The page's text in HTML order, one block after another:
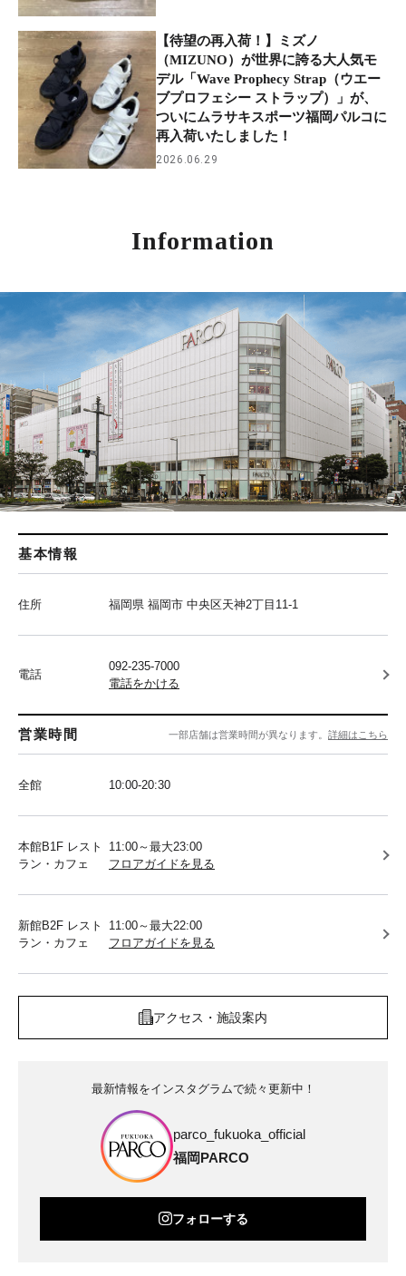
【待望の再入荷！】ミズノ
（MIZUNO）が世界に誇る大人気モ
デル「Wave Prophecy Strap（ウエー
ブプロフェシー ストラップ）」が、
ついにムラサキスポーツ福岡パルコに
再入荷いたしました！
2026.06.29
Information
基本情報
住所 福岡県 福岡市 中央区天神2丁目11-1
電話
092-235-7000
電話をかける
営業時間 一部店舗は営業時間が異なります。 詳細はこちら
全館 10:00-20:30
本館B1F レスト
ラン・カフェ
11:00～最大23:00
フロアガイドを見る
新館B2F レスト
ラン・カフェ
11:00～最大22:00
フロアガイドを見る
アクセス・施設案内
最新情報をインスタグラムで続々更新中！
parco_fukuoka_official
福岡PARCO
フォローする